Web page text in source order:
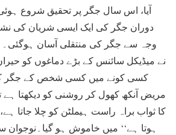
آیا، اس سال جگر پر تحقیق شروع
دوران جگر کی ایک ایسی شریان کی
وجہ سے جگر کی منتقلی آسان
نے میڈیکل سائنس کے بڑے دماغوں کو
کسی کونے میں کسی شخص کے جگر کا
مریض آنکھ کھول کر روشنی کو دیکھتا ہے
کا ثواب براہ راست ہیملٹن کو چلا جاتا
ہوتا ہے‘‘ میں خاموش ہو گیا۔نوجوان